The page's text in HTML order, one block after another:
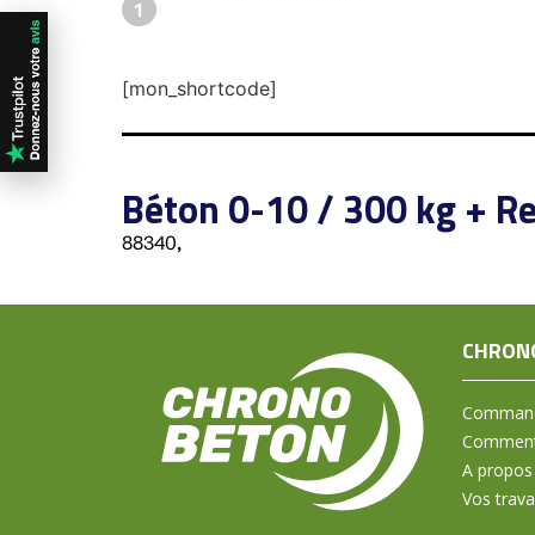
1
[mon_shortcode]
Béton 0-10 / 300 kg +
88340,
A propos
Vos